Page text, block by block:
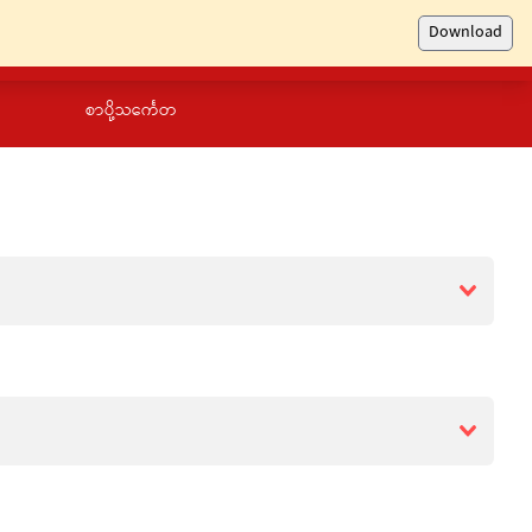
Download
စာပို့သင်္ကေတ